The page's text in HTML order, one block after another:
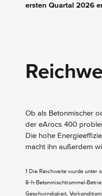
ersten Quartal 2026
Ob als Betonmischer
der eArocs 400
Die hohe
macht ihn außerdem
1 Die Reichweite wurde unter
8‑h‑Betonmischtrommel-
Geschwindigkeit,